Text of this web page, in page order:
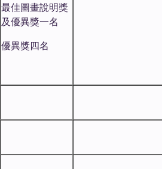
最佳圖畫說明獎
及優異獎一名
優異獎四名